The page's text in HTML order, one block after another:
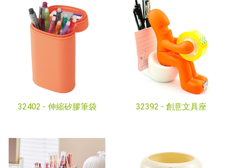
32402 - 伸縮矽膠筆袋 32392 - 創意文具座